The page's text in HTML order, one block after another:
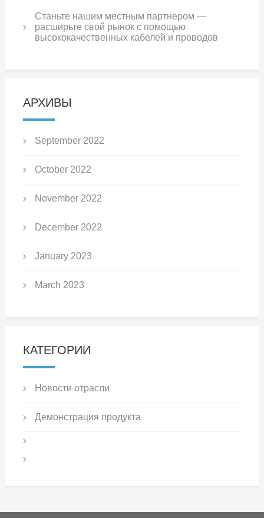
Станьте нашим местным партнером —
расширьте свой рынок с помощью
высококачественных кабелей и проводов
АРХИВЫ
September 2022
October 2022
November 2022
December 2022
January 2023
March 2023
КАТЕГОРИИ
Новости отрасли
Демонстрация продукта